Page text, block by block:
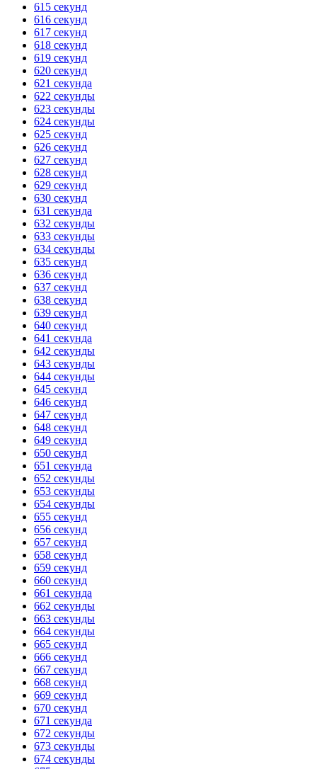
615 секунд
616 секунд
617 секунд
618 секунд
619 секунд
620 секунд
621 секунда
622 секунды
623 секунды
624 секунды
625 секунд
626 секунд
627 секунд
628 секунд
629 секунд
630 секунд
631 секунда
632 секунды
633 секунды
634 секунды
635 секунд
636 секунд
637 секунд
638 секунд
639 секунд
640 секунд
641 секунда
642 секунды
643 секунды
644 секунды
645 секунд
646 секунд
647 секунд
648 секунд
649 секунд
650 секунд
651 секунда
652 секунды
653 секунды
654 секунды
655 секунд
656 секунд
657 секунд
658 секунд
659 секунд
660 секунд
661 секунда
662 секунды
663 секунды
664 секунды
665 секунд
666 секунд
667 секунд
668 секунд
669 секунд
670 секунд
671 секунда
672 секунды
673 секунды
674 секунды